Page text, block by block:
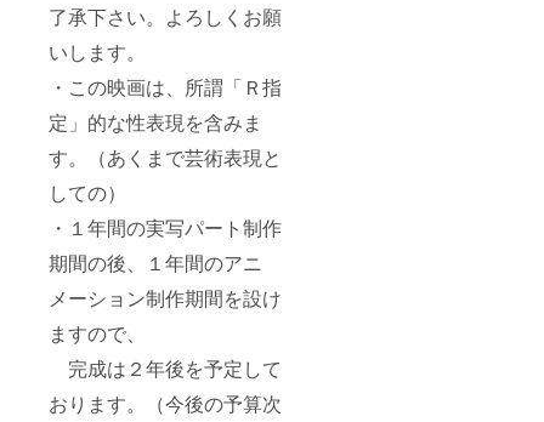
了承下さい。よろしくお願
いします。
・この映画は、所謂「Ｒ指
定」的な性表現を含みま
す。（あくまで芸術表現と
しての）
・１年間の実写パート制作
期間の後、１年間のアニ
メーション制作期間を設け
ますので、
完成は２年後を予定して
おります。（今後の予算次